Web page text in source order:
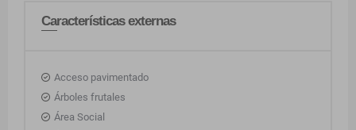
Características externas
Acceso pavimentado
Árboles frutales
Área Social